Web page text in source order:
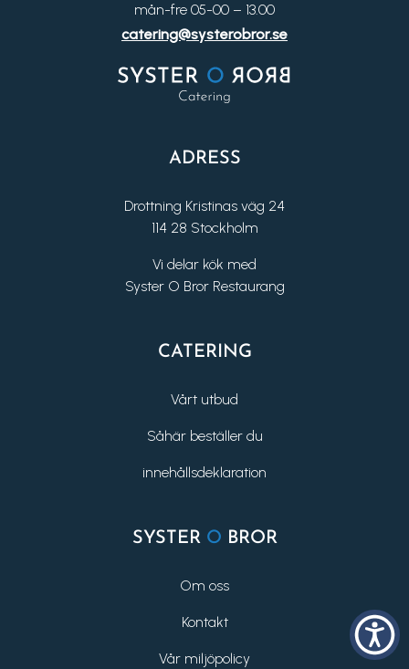
mån-fre 05-00 – 13.00
catering@systerobror.se
ADRESS
Drottning Kristinas väg 24
114 28 Stockholm
Vi delar kök med
Syster O Bror Restaurang
CATERING
Vårt utbud
Såhär beställer du
innehållsdeklaration
SYSTER O BROR
Om oss
Kontakt
Vår miljöpolicy